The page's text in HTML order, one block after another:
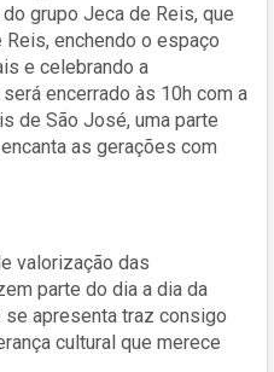
grupo Jeca de Reis, que
enchendo o espaço
e celebrando a
encerrado às 10h com a
de São José, uma parte
as gerações com
valorização das
parte do dia a dia da
se apresenta traz consigo
cultural que merece